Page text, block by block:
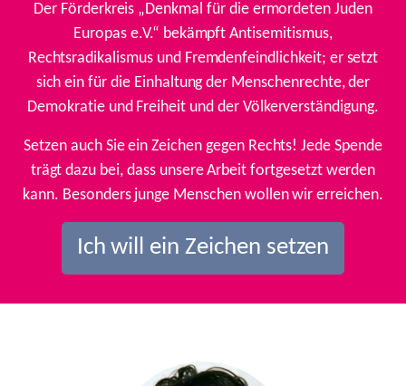
Der Förderkreis „Denkmal für die ermordeten Juden
Europas e.V.“ bekämpft Antisemitismus,
Rechtsradikalismus und Fremdenfeindlichkeit; er setzt
sich ein für die Einhaltung der Menschenrechte, der
Demokratie und Freiheit und der Völkerverständigung.
Setzen auch Sie ein Zeichen gegen Rechts! Jede Spende
trägt dazu bei, dass unsere Arbeit fortgesetzt werden
kann. Besonders junge Menschen wollen wir erreichen.
Ich will ein Zeichen setzen